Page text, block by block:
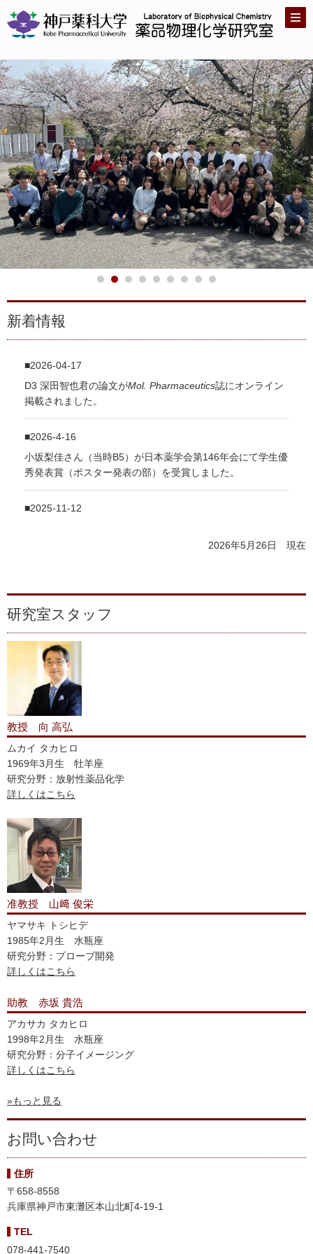
新着情報
2026-04-17
D3 深田智也君の論文がMol. Pharmaceutics誌にオンライン
掲載されました。
2026-4-16
小坂梨佳さん（当時B5）が日本薬学会第146年会にて学生優
秀発表賞（ポスター発表の部）を受賞しました。
2025-11-12
学研究会／第24回放射性医薬品・画像診断薬研究会にて優
秀発表賞を受賞しました。
2025-05-16
D2 長濱果林さんの論文が
した。
2025-04-28
関戸愛梨さん（当時B6）が日本薬学会第145年会にて学生優
秀発表賞（ポスター発表）を受賞しました。
D2 山崎瑞穂さんの論文が
ました。
2024-09-19
東里沙さんの論文が
掲載されました。
2024-08-18
田中寿枝さんの論文が
2024-04-23
東里沙さん（当時D4）が日本薬学会第144年会にて学生優秀
発表賞（口頭発表の部）を受賞しました。
坂根輝美さん（当時B5）が日本薬学会第144年会にて学生優
原武芳江さんの論文が
した。
2023-04-24
秀発表賞（ポスター発表の部）を受賞しました。
2026年5月26日 現在
研究室スタッフ
教授 向 高弘
ムカイ タカヒロ
1969年3月生 牡羊座
研究分野：放射性薬品化学
詳しくはこちら
准教授 山﨑 俊栄
ヤマサキ トシヒデ
1985年2月生 水瓶座
研究分野：プローブ開発
詳しくはこちら
助教 赤坂 貴浩
アカサカ タカヒロ
1998年2月生 水瓶座
研究分野：分子イメージング
詳しくはこちら
»もっと見る
お問い合わせ
住所
〒658-8558
兵庫県神戸市東灘区本山北町4-19-1
TEL
078-441-7540